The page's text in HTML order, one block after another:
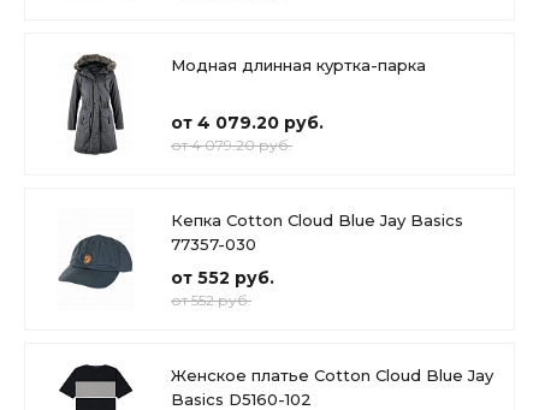
Модная длинная куртка-парка
от 4 079.20 руб.
от 4 079.20 руб.
Кепка Cotton Cloud Blue Jay Basics
77357-030
от 552 руб.
от 552 руб.
Женское платье Cotton Cloud Blue Jay
Basics D5160-102